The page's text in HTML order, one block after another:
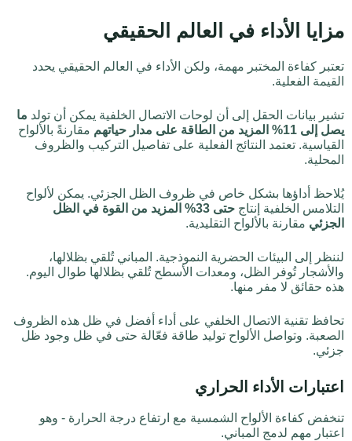
مزايا الأداء في العالم الحقيقي
تعتبر كفاءة المختبر مهمة، ولكن الأداء في العالم الحقيقي يحدد
القيمة الفعلية.
تشير بيانات الحقل إلى أن لوحات الاتصال الخلفية يمكن أن تولد ما
يصل إلى 11% المزيد من الطاقة على مدار حياتهم
مقارنةً بالألواح
القياسية. تعتمد النتائج الفعلية على تفاصيل التركيب والظروف
المحلية.
يُلاحظ أداؤها بشكل خاص في ظروف الظل الجزئي. يمكن لألواح
التلامس الخلفية إنتاج
حتى 33% المزيد من القوة في الظل
الجزئي مقارنة بالألواح التقليدية.
لننظر إلى البيئات الحضرية النموذجية. المباني تُلقي بظلالها،
والأشجار تُوفر الظل، ومعدات الأسطح تُلقي بظلالها طوال اليوم.
هذه حقائق لا مفر منها.
تحافظ تقنية الاتصال الخلفي على أداء أفضل في ظل هذه الظروف
الصعبة. وتواصل الألواح توليد طاقة فعّالة حتى في ظل وجود ظل
جزئي.
اعتبارات الأداء الحراري
تنخفض كفاءة الألواح الشمسية مع ارتفاع درجة الحرارة - وهو
اعتبار مهم لدمج المباني.